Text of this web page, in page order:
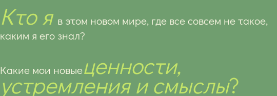
Кто я в этом новом мире, где все совсем не такое,
каким я его знал?
Какие мои новыеценности,
устремления и смыслы?